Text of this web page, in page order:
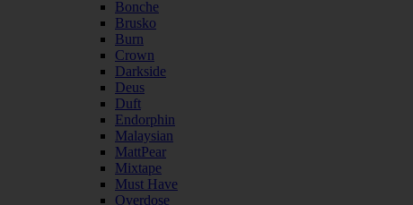
Bonche
Brusko
Burn
Crown
Darkside
Deus
Duft
Endorphin
Malaysian
MattPear
Mixtape
Must Have
Overdose